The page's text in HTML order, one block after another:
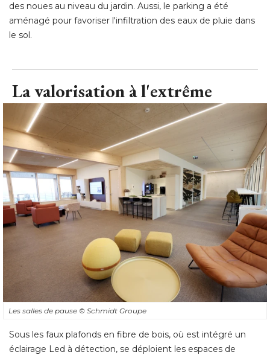
des noues au niveau du jardin. Aussi, le parking a été
aménagé pour favoriser l'infiltration des eaux de pluie dans
le sol.
La valorisation à l'extrême
Les salles de pause © Schmidt Groupe
Sous les faux plafonds en fibre de bois, où est intégré un
éclairage Led à détection, se déploient les espaces de